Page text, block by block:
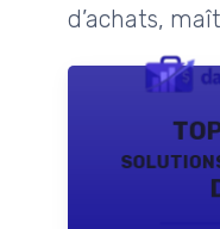
d’achats,